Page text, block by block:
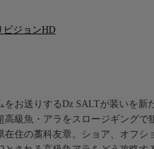
ビジョンHD
お送りするDz SALTが装いを新
高級魚・アラをスロージギングで
住の藁科友章。ショア、オフシ